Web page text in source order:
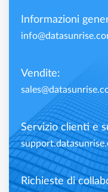
Informazioni
Vendite:
Servizio clienti e
Richieste di